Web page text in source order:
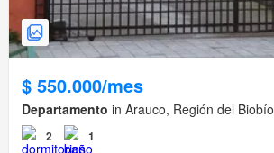
$ 550.000/mes
Departamento in Arauco, Región del Biobío
2 1